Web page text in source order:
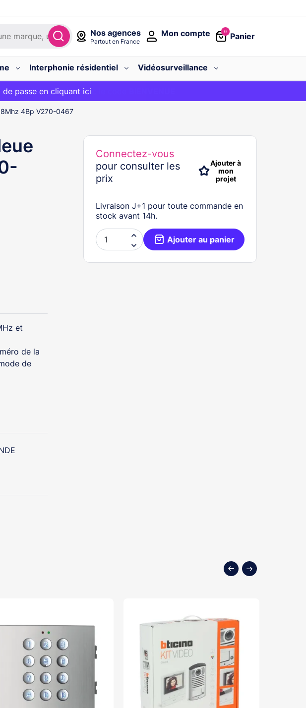
Nos agences
Partout en France
0
Panier
Mon compte
Interphonie résidentiel
Vidéosurveillance
24/48h gratuite avec le code
passe en cliquant ici
4Bp V270-0467
et
de la
de
Connectez-vous
pour consulter les
prix
Ajouter à
mon
projet
Livraison J+1 pour toute commande en
stock avant 14h.

 Ajouter au panier